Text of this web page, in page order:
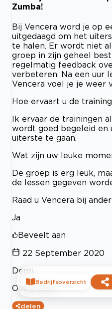
Zumba!
Bij Vencera word je op
uitgedaagd om het
te halen. Er wordt niet
groep in zijn geheel
regelmatig feedback
verbeteren. Na een uur
Vencera voel je je weer
Hoe ervaart u de
Ik ervaar de trainingen
wordt goed begeleid en
uiterste te gaan.
Wat zijn uw leuke
De groep is erg leuk,
de lessen gegeven
Raad u Vencera bij
Ja
Beveelt aan
22 September 2020
Demi
Ouwerkerk
delen
Bedrijfsoverzicht